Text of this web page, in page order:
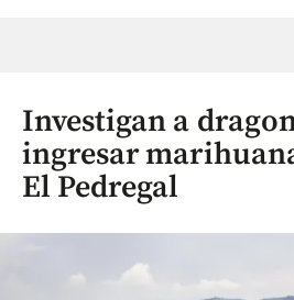
Investigan a
ingresar
El Pedregal